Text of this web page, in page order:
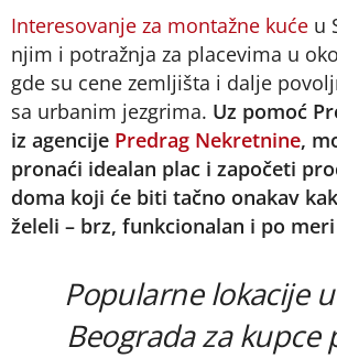
Interesovanje za montažne kuće u
njim i potražnja za placevima u
gde su cene zemljišta i dalje
sa urbanim jezgrima. Uz pomoć
iz agencije Predrag Nekretnine,
pronaći idealan plac i započeti
doma koji će biti tačno onakav
želeli – brz, funkcionalan i po
Popularne lokacije
Beograda za kupce